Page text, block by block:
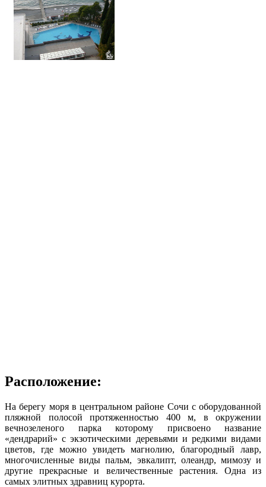
Расположение:
На берегу моря в центральном районе Сочи с оборудованной
пляжной полосой протяженностью 400 м, в окружении
вечнозеленого парка которому присвоено название
«дендрарий» с экзотическими деревьями и редкими видами
цветов, где можно увидеть магнолию, благородный лавр,
многочисленные виды пальм, эвкалипт, олеандр, мимозу и
другие прекрасные и величественные растения. Одна из
самых элитных здравниц курорта.